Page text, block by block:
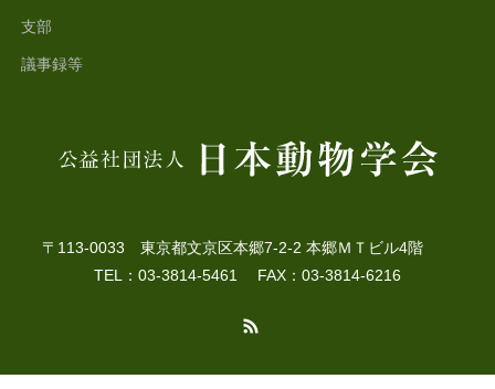
支部
議事録等
〒113-0033 東京都文京区本郷7-2-2 本郷ＭＴビル4階
TEL：03-3814-5461 FAX：03-3814-6216